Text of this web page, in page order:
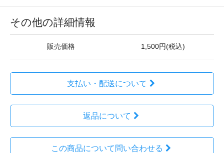
その他の詳細情報
販売価格 1,500円(税込)
支払い・配送について
返品について
この商品について問い合わせる